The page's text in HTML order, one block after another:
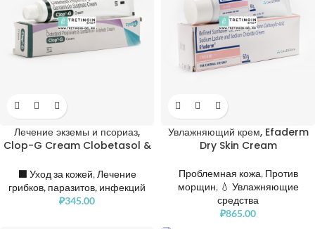
Лечение экземы и псориаз,
Clop-G Cream Clobetasol &
⬛️ Уход за кожей, Лечение
грибков, паразитов, инфекций
₽345.00
Увлажняющий крем, Efaderm
Dry Skin Cream
Проблемная кожа, Против
морщин, 💧 Увлажняющие
средства
₽865.00